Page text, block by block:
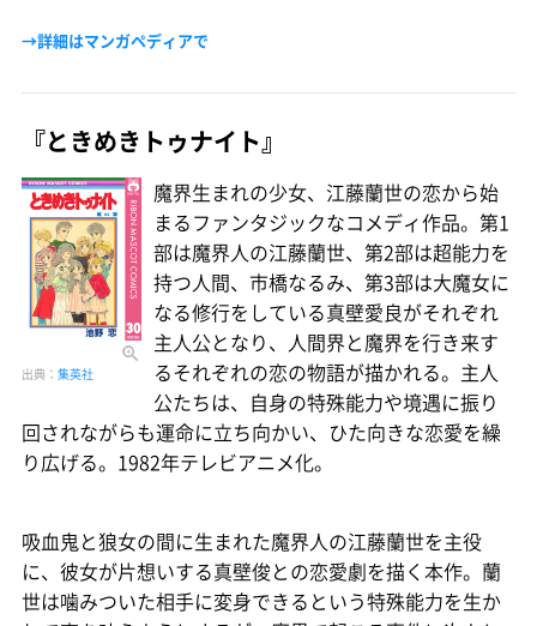
→詳細はマンガペディアで
『ときめきトゥナイト』
出典： 集英社
魔界生まれの少女、江藤蘭世の恋から始
まるファンタジックなコメディ作品。第1
部は魔界人の江藤蘭世、第2部は超能力を
持つ人間、市橋なるみ、第3部は大魔女に
なる修行をしている真壁愛良がそれぞれ
主人公となり、人間界と魔界を行き来す
るそれぞれの恋の物語が描かれる。主人
公たちは、自身の特殊能力や境遇に振り
回されながらも運命に立ち向かい、ひた向きな恋愛を繰
り広げる。1982年テレビアニメ化。
吸血鬼と狼女の間に生まれた魔界人の江藤蘭世を主役
に、彼女が片想いする真壁俊との恋愛劇を描く本作。蘭
世は噛みついた相手に変身できるという特殊能力を生か